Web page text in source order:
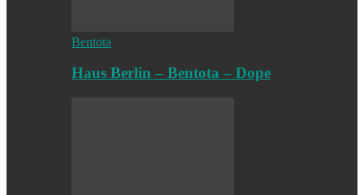
Bentota
Haus Berlin – Bentota – Dope